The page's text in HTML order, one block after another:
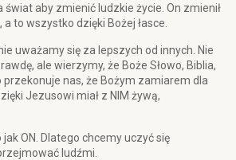
świat aby zmienić ludzkie życie. On zmienił
to wszystko dzięki Bożej łasce.
uważamy się za lepszych od innych. Nie
ale wierzymy, że Boże Słowo, Biblia,
przekonuje nas, że Bożym zamiarem dla
Jezusowi miał z NIM żywą,
ON. Dlatego chcemy uczyć się
ludźmi.